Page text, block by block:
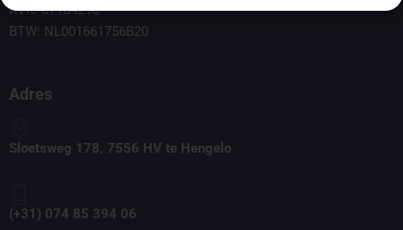
KVK: 67164218
BTW: NL001661756B20
Adres
Sloetsweg 178, 7556 HV te Hengelo
(+31) 074 85 394 06